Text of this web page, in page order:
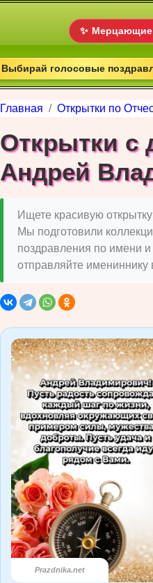
✨ Мерцающие
Выбирай голосовые
Главная Открытки по
Открытки с
Андрей
Ищете красивую
Мы подготовили
поздравления по имени и
отправляйте имениннику
Prazdnika.net